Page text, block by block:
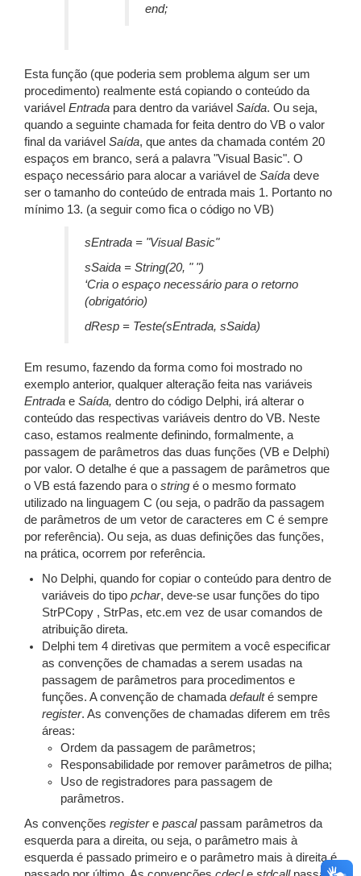
end;
Esta função (que poderia sem problema algum ser um
procedimento) realmente está copiando o conteúdo da
variável Entrada para dentro da variável Saída. Ou seja,
quando a seguinte chamada for feita dentro do VB o valor
final da variável Saída, que antes da chamada contém 20
espaços em branco, será a palavra "Visual Basic". O
espaço necessário para alocar a variável de Saída deve
ser o tamanho do conteúdo de entrada mais 1. Portanto no
mínimo 13. (a seguir como fica o código no VB)
sEntrada = "Visual Basic"
sSaida = String(20, " ")
‘Cria o espaço necessário para o retorno
(obrigatório)
dResp = Teste(sEntrada, sSaida)
Em resumo, fazendo da forma como foi mostrado no
exemplo anterior, qualquer alteração feita nas variáveis
Entrada e Saída, dentro do código Delphi, irá alterar o
conteúdo das respectivas variáveis dentro do VB. Neste
caso, estamos realmente definindo, formalmente, a
passagem de parâmetros das duas funções (VB e Delphi)
por valor. O detalhe é que a passagem de parâmetros que
o VB está fazendo para o string é o mesmo formato
utilizado na linguagem C (ou seja, o padrão da passagem
de parâmetros de um vetor de caracteres em C é sempre
por referência). Ou seja, as duas definições das funções,
na prática, ocorrem por referência.
No Delphi, quando for copiar o conteúdo para dentro de
variáveis do tipopchar, deve-se usar funções do tipo
StrPCopy , StrPas, etc.em vez de usar comandos de
atribuição direta.
Delphi tem 4 diretivas que permitem a você especificar
as convenções de chamadas a serem usadas na
passagem de parâmetros para procedimentos e
funções. A convenção de chamadadefaulté sempre
register. As convenções de chamadas diferem em três
áreas:
Ordem da passagem de parâmetros;
Responsabilidade por remover parâmetros de pilha;
Uso de registradores para passagem de
parâmetros.
As convenções registere pascalpassam parâmetros da
esquerda para a direita, ou seja, o parâmetro mais à
esquerda é passado primeiro e o parâmetro mais à direita é